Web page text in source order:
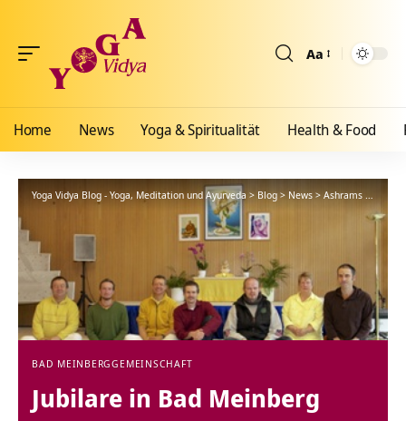
Aa
Home News Yoga & Spiritualität Health & Food
Yoga Vidya Blog - Yoga, Meditation und Ayurveda > Blog> News >Ashrams Bad
BAD MEINBERGGEMEINSCHAFT
Jubilare in Bad Meinberg